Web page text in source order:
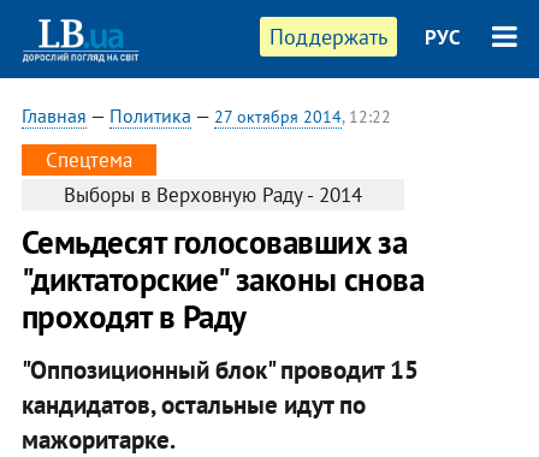
Поддержать РУС
Главная — Политика — 27 октября 2014, 12:22
Спецтема
Выборы в Верховную Раду - 2014
Семьдесят голосовавших за
"диктаторские" законы снова
проходят в Раду
"Оппозиционный блок" проводит 15
кандидатов, остальные идут по
мажоритарке.